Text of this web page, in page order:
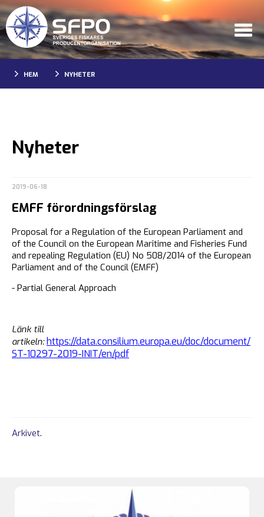
HEM NYHETER
Nyheter
2019-06-18
EMFF förordningsförslag
Proposal for a Regulation of the European Parliament and
of the Council on the European Maritime and Fisheries Fund
and repealing Regulation (EU) No 508/2014 of the European
Parliament and of the Council (EMFF)
- Partial General Approach
Länk till
artikeln: https://data.consilium.europa.eu/doc/document/
ST-10297-2019-INIT/en/pdf
Arkivet.